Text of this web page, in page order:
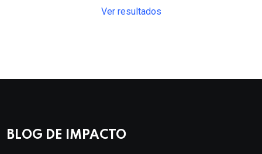
Ver resultados
BLOG DE IMPACTO